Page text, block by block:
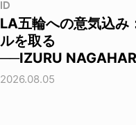
ID
LA五輪への意気込み
ルを取る
──IZURU
2026.08.05